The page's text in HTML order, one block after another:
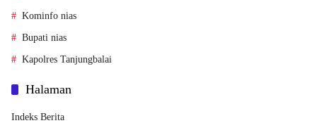
Kominfo nias
Bupati nias
Kapolres Tanjungbalai
Halaman
Indeks Berita